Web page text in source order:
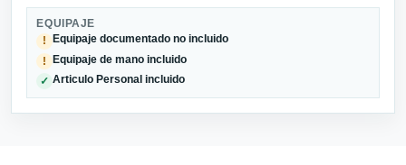
EQUIPAJE
!
Equipaje documentado no incluido
! Equipaje de mano incluido
✓ Articulo Personal incluido